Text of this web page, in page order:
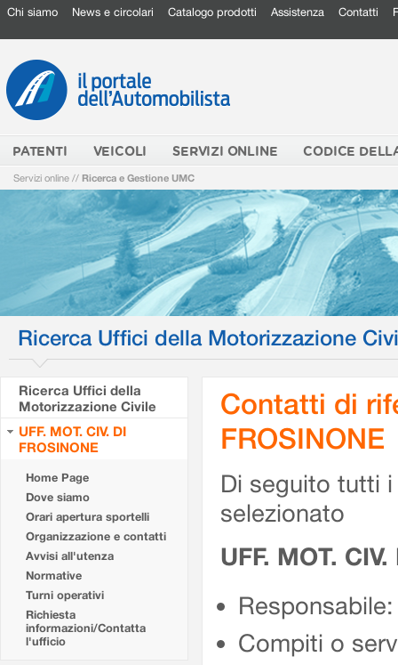
Chi siamo News e circolari Catalogo prodotti Assistenza Contatti
PATENTI VEICOLI SERVIZI ONLINE CODICE
Servizi online // Ricerca e Gestione UMC
Ricerca Uffici della Motorizzazione
Ricerca Uffici della
Motorizzazione Civile
UFF. MOT. CIV. DI
FROSINONE
Home Page
Dove siamo
Orari apertura sportelli
Organizzazione e contatti
Avvisi all'utenza
Normative
Turni operativi
Richiesta
informazioni/Contatta
l'ufficio
Contatti di
FROSINONE
Di seguito tutti
selezionato
UFF. MOT.
Compiti o